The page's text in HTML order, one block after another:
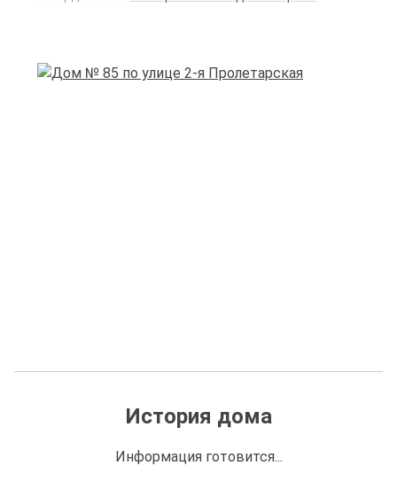
История дома
Информация готовится...